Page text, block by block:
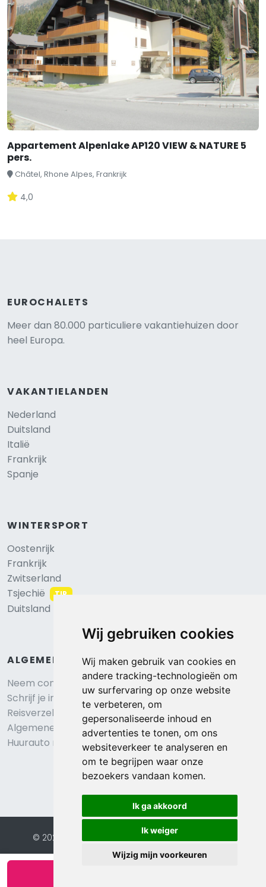
Wij gebruiken cookies
Wij maken gebruik van cookies en
andere tracking-technologieën om
uw surfervaring op onze website
te verbeteren, om
gepersonaliseerde inhoud en
advertenties te tonen, om ons
websiteverkeer te analyseren en
om te begrijpen waar onze
bezoekers vandaan komen.
Ik ga akkoord
Ik weiger
Wijzig mijn voorkeuren
Appartement Alpenlake AP120 VIEW & NATURE 5
pers.
Châtel, Rhone Alpes, Frankrijk
4,0
EUROCHALETS
Meer dan 80.000 particuliere vakantiehuizen door
heel Europa.
VAKANTIELANDEN
Nederland
Duitsland
Italië
Frankrijk
Spanje
WINTERSPORT
Oostenrijk
Frankrijk
Zwitserland
Tsjechië
TIP
Duitsland
ALGEMEEN
Neem contact op
Schrijf je in voor onze nieuwsbrief
Reisverzekering afsluiten
Algemene voorwaarden
Huurauto reserveren
© 2026 Eurochalets | Website door FalcoTravel
Veilig online betalen met